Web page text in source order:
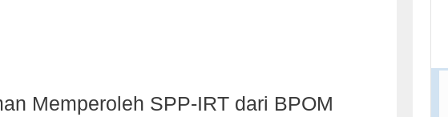
Memperoleh SPP-IRT dari BPOM